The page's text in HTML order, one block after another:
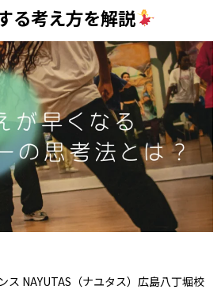
る考え方を解説
ス NAYUTAS（ナユタス）広島八丁堀校